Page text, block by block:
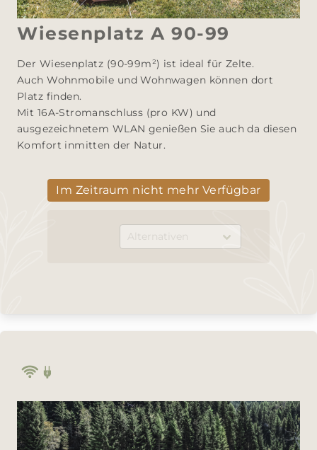
Wiesenplatz A 90-99
Der Wiesenplatz (90-99m²) ist ideal für Zelte.
Auch Wohnmobile und Wohnwagen können dort
Platz finden.
Mit 16A-Stromanschluss (pro KW) und
ausgezeichnetem WLAN genießen Sie auch da diesen
Komfort inmitten der Natur.
Im Zeitraum nicht mehr Verfügbar